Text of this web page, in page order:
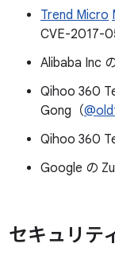
Trend Micro
CVE-2017-
Alibaba Inc
Qihoo 360
Gong（
Qihoo 360
Google の
セキュリテ